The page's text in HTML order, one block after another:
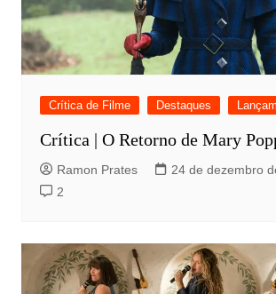
Crítica de Filme Destaques
Crítica | O Retorno de Mary
Ramon Prates
24 de dezembro
2